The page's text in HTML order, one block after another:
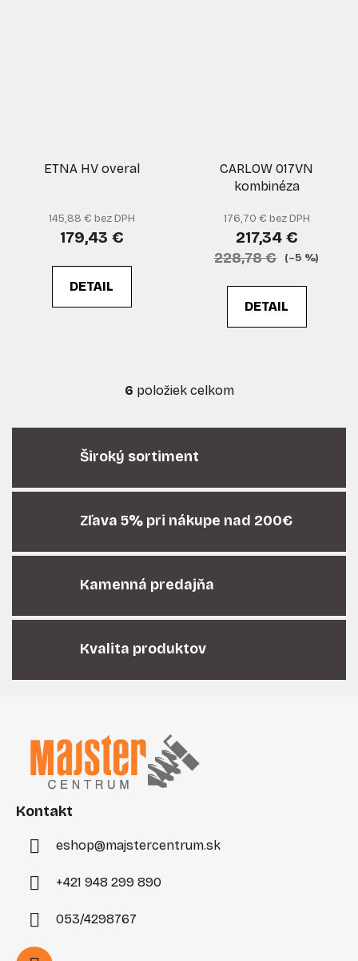
ETNA HV overal
145,88 € bez DPH
179,43 €
DETAIL
CARLOW 017VN
kombinéza
176,70 € bez DPH
217,34 €
228,78 € (–5 %)
DETAIL
O
l
á
a
i
p
v
v
p
6 položiek celkom
Široký sortiment
Zľava 5% pri nákupe nad 200€
Kamenná predajňa
Kvalita produktov
Kontakt
eshop@majstercentrum.sk
+421 948 299 890
053/4298767